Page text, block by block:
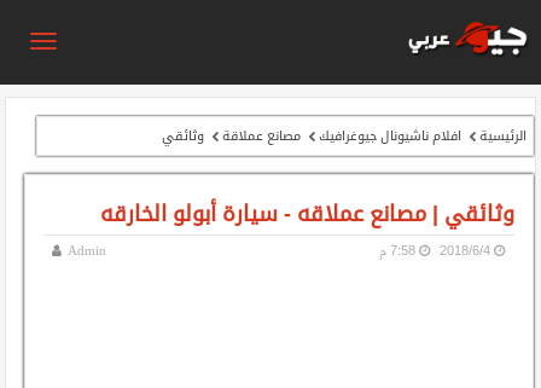
الرئيسية افلام ناشيونال جيوغرافيك مصانع عملاقة وثائقي
وثائقي | مصانع عملاقه - سيارة أبولو الخارقه
Admin 4‏/6‏/2018 7:58 م